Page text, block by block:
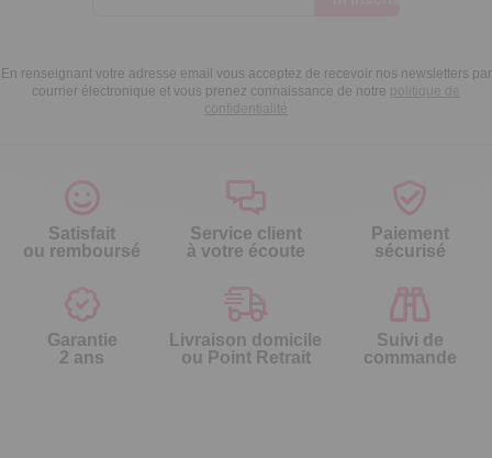
En renseignant votre adresse email vous acceptez de recevoir nos newsletters par
courrier électronique et vous prenez connaissance de notre politique de
confidentialité
Satisfait
ou remboursé
Service client
à votre écoute
Paiement
sécurisé
Garantie
2 ans
Livraison domicile
ou Point Retrait
Suivi de
commande